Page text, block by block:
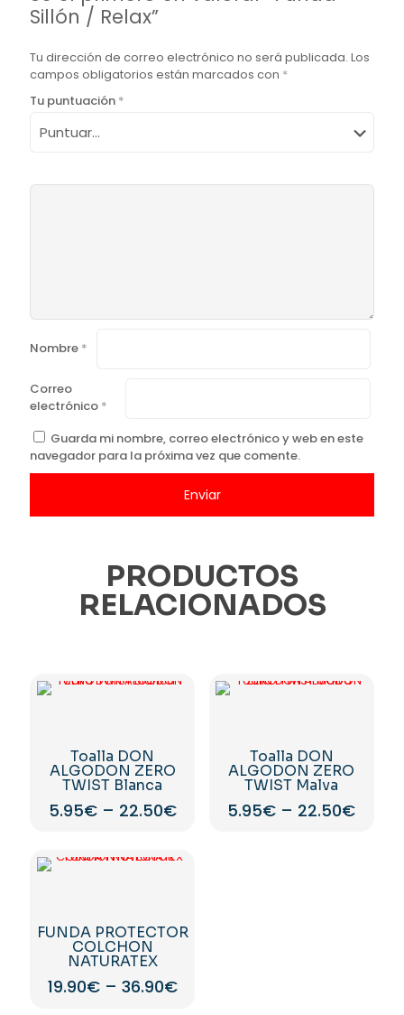
Sillón / Relax”
Tu dirección de correo electrónico no será publicada. Los
campos obligatorios están marcados con *
Tu puntuación *
Nombre *
Correo
electrónico *
Guarda mi nombre, correo electrónico y web en este
navegador para la próxima vez que comente.
PRODUCTOS
RELACIONADOS
Toalla DON
ALGODON ZERO
TWIST Blanca
5.95€– 22.50€
opciones
se
pueden
elegir
Toalla DON
ALGODON ZERO
TWIST Malva
5.95€ – 22.50€
FUNDA PROTECTOR
COLCHON
NATURATEX
19.90€– 36.90€